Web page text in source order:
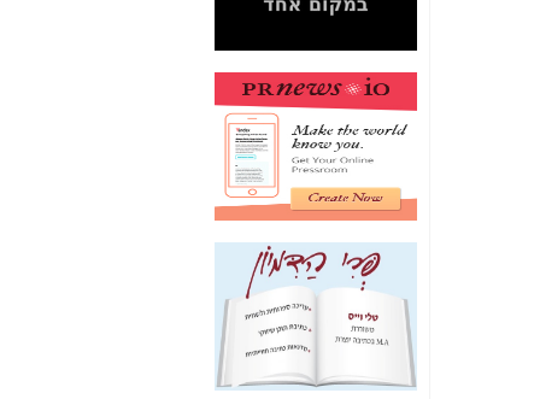
עובדות ומסמכים
האם ביבי כשר
תקשורת עזר לקב'
בזק? -כאן
מה מקור ה-Fake
News שהביא לתפירת
תיק לביבי והעלמת
החשודים הנכונים -כאן
אחת הרגליים של "תיק
4000 התפור"
התמוטטה היום
בניצחון (כפול) של בזק
-
כאן
איך כתבות מפנקות